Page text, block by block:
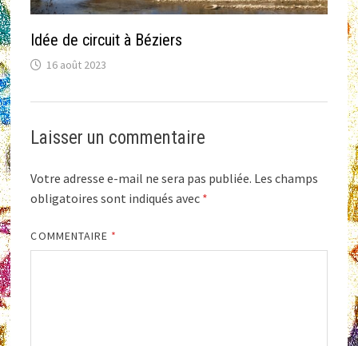
Idée de circuit à Béziers
16 août 2023
Laisser un commentaire
Votre adresse e-mail ne sera pas publiée. Les champs
obligatoires sont indiqués avec *
COMMENTAIRE *